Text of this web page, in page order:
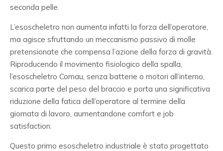
seconda pelle.
L’esoscheletro non aumenta infatti la forza dell’operatore,
ma agisce sfruttando un meccanismo passivo di molle
pretensionate che compensa l’azione della forza di gravità.
Riproducendo il movimento fisiologico della spalla,
l’esoscheletro Comau, senza batterie o motori all’interno,
scarica parte del peso del braccio e porta una significativa
riduzione della fatica dell’operatore al termine della
giornata di lavoro, aumentandone comfort e job
satisfaction.
Questo primo esoscheletro industriale è stato progettato